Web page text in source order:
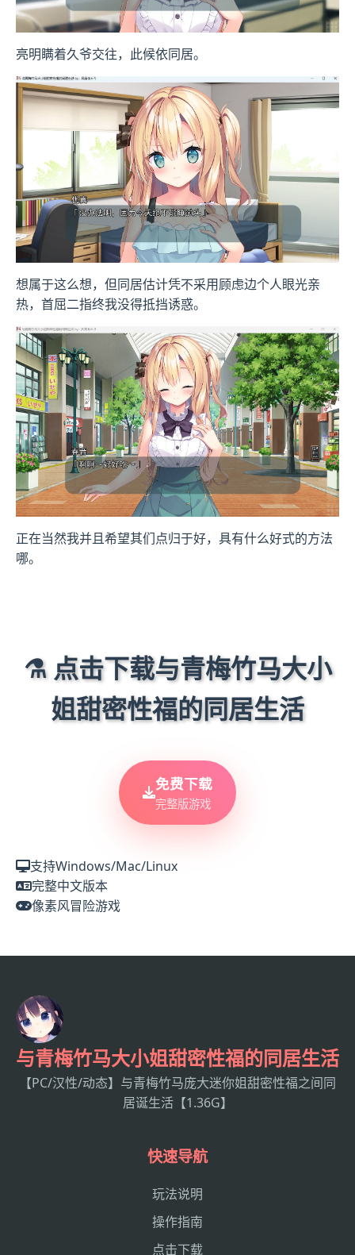
亮明瞒着久爷交往，此候依同居。
想属于这么想，但同居估计凭不采用顾虑边个人眼光亲
热，首屈二指终我没得抵挡诱惑。
正在当然我并且希望其们点归于好，具有什么好式的方法
哪。
⚗️ 点击下载与青梅竹马大小
姐甜密性福的同居生活
免费下载
完整版游戏
支持Windows/Mac/Linux
完整中文版本
像素风冒险游戏
与青梅竹马大小姐甜密性福的同居生活
【PC/汉性/动态】与青梅竹马庞大迷你姐甜密性福之间同
居诞生活【1.36G】
快速导航
玩法说明
操作指南
点击下载